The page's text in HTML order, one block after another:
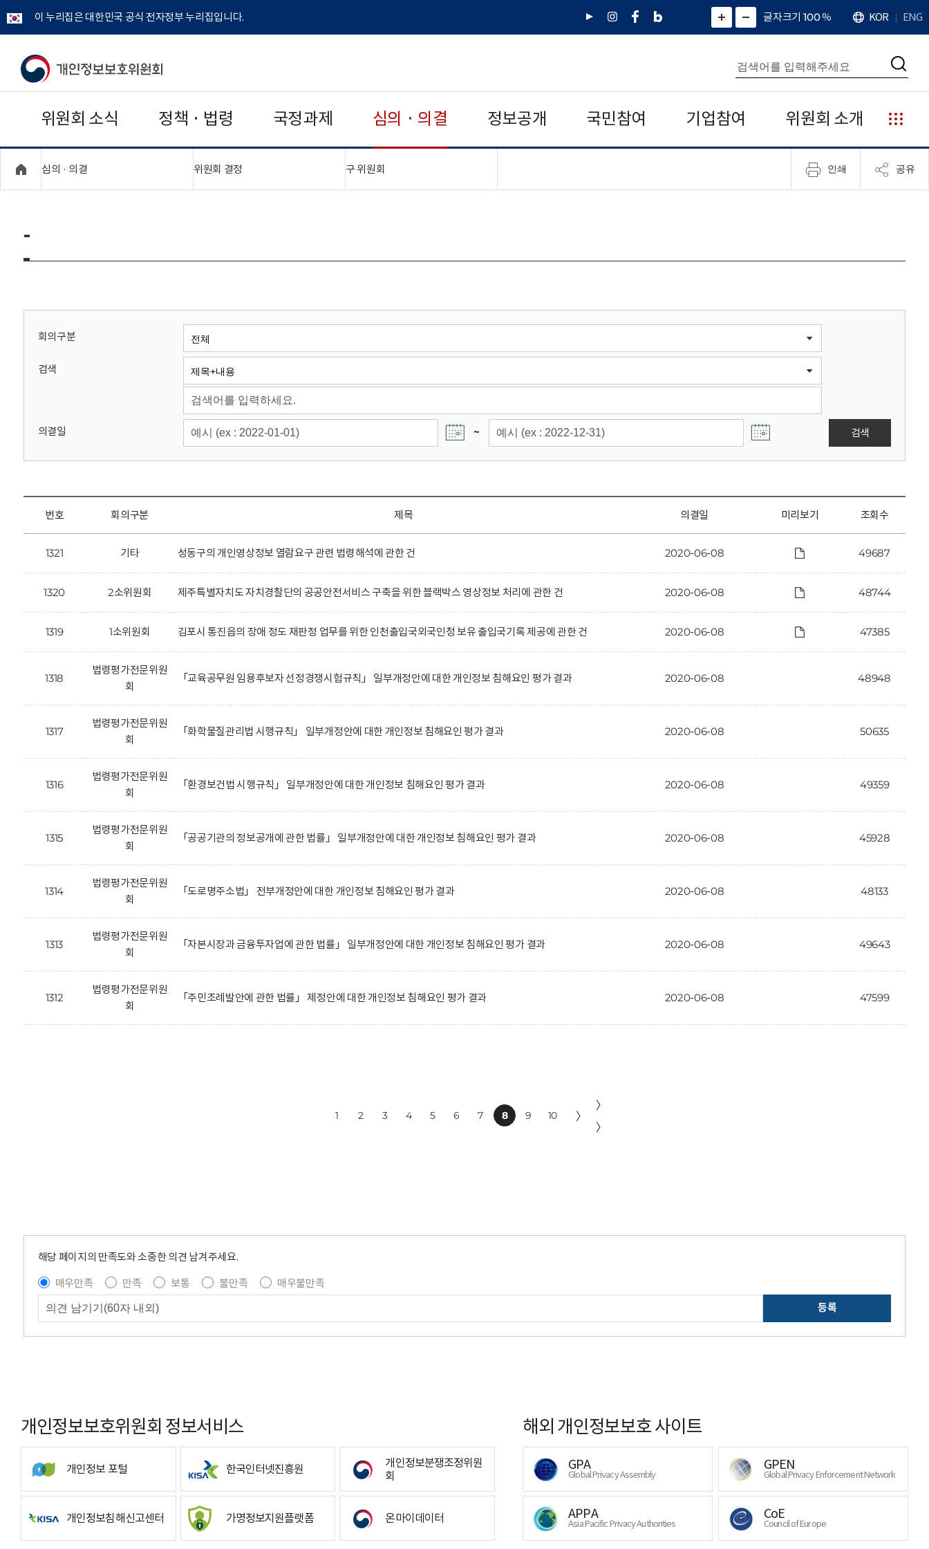
이 누리집은 대한민국 공식 전자정부 누리집입니다.
유
인
페
네
그
)
화
면
면
소
확
대
치
글자크기 100%
언
어
KOR ENG
개
보
보
위
회
통
합
검
색
검
위원회 소식 정책 · 법령 국정과제 심의 · 의결 정보공개 국민참여 기업참여 위원회 소개
누
리
집
안
심의 · 의결 위원회 결정 구 위원회 인쇄 공유
-
회의구분
검색
의결일 ~ 검색
번호 회의구분 제목 의결일 미리보기 조회수
1321 기타 성동구의 개인영상정보 열람요구 관련 법령해석에 관한 건 2020-06-08 49687
1320 2소위원회 제주특별자치도 자치경찰단의 공공안전서비스 구축을 위한 블랙박스 영상정보 처리에 관한 건 2020-06-08 48744
1319 1소위원회 김포시 통진읍의 장애 정도 재판정 업무를 위한 인천출입국외국인청 보유 출입국기록 제공에 관한 건 2020-06-08 47385
1318
법령평가전문위원
회
「교육공무원 임용후보자 선정경쟁시험규칙」 일부개정안에 대한 개인정보 침해요인 평가 결과 2020-06-08 48948
1317
법령평가전문위원
회
「화학물질관리법 시행규칙」 일부개정안에 대한 개인정보 침해요인 평가 결과 2020-06-08 50635
1316
법령평가전문위원
회
「환경보건법 시행규칙」 일부개정안에 대한 개인정보 침해요인 평가 결과 2020-06-08 49359
1315
법령평가전문위원
회
「공공기관의 정보공개에 관한 법률」 일부개정안에 대한 개인정보 침해요인 평가 결과 2020-06-08 45928
1314
법령평가전문위원
회
「도로명주소법」 전부개정안에 대한 개인정보 침해요인 평가 결과 2020-06-08 48133
1313
법령평가전문위원
회
「자본시장과 금융투자업에 관한 법률」 일부개정안에 대한 개인정보 침해요인 평가 결과 2020-06-08 49643
1312
법령평가전문위원
회
「주민조례발안에 관한 법률」 제정안에 대한 개인정보 침해요인 평가 결과 2020-06-08 47599
1 2 3 4 5 6 7 8 9 10 〉
〉
〉
해당 페이지의 만족도와 소중한 의견 남겨주세요.
매우만족
만족 보통 불만족
매우불만족
등록
개인정보보호위원회 정보서비스
개인정보 포털 한국인터넷진흥원
개인정보분쟁조정위원
회
개인정보침해신고센터 가명정보지원플랫폼 온마이데이터
해외 개인정보보호 사이트
GPA
Global Privacy Assembly
GPEN
Global Privacy Enforcement Network
APPA
Asia Pacific Privacy Authorities
CoE
Council of Europe